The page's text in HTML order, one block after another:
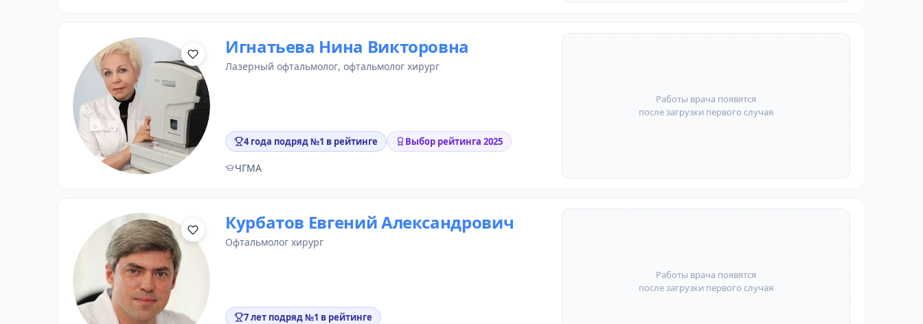
Игнатьева Нина Викторовна
лазерный офтальмолог, офтальмолог хирург
4 года подряд №1 в рейтинге Выбор рейтинга 2025
ЧГМА
Работы врача появятся
после загрузки первого случая
Курбатов Евгений Александрович
офтальмолог хирург
7 лет подряд №1 в рейтинге
Работы врача появятся
после загрузки первого случая